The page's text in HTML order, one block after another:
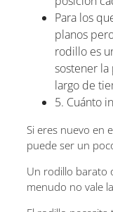
Para los
planos
rodillo es
sostener
largo de
5. Cuánto
Si eres nuevo en
puede ser un
Un rodillo barato
menudo no vale